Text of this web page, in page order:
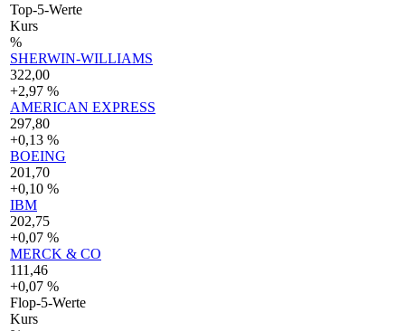
Top-5-Werte
Kurs
%
SHERWIN-WILLIAMS
322,00
+2,97 %
AMERICAN EXPRESS
297,80
+0,13 %
BOEING
201,70
+0,10 %
IBM
202,75
+0,07 %
MERCK & CO
111,46
+0,07 %
Flop-5-Werte
Kurs